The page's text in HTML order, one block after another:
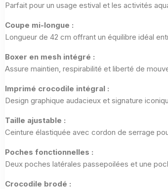
Parfait pour un usage estival et les activités
Coupe mi-longue :
Longueur de 42 cm offrant un équilibre idéal
Boxer en mesh intégré :
Assure maintien, respirabilité et liberté de
Imprimé crocodile intégral :
Design graphique audacieux et signature
Taille ajustable :
Ceinture élastiquée avec cordon de serrage
Poches fonctionnelles :
Deux poches latérales passepoilées et une
Crocodile brodé :